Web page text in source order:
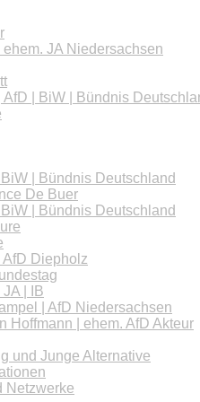
ehem. JA Niedersachsen
AfD | BiW | Bündnis
| Bündnis Deutschland
De Buer
| Bündnis Deutschland
Diepholz
JA | IB
| AfD Niedersachsen
Hoffmann | ehem. AfD Akteur
und Junge Alternative
Netzwerke